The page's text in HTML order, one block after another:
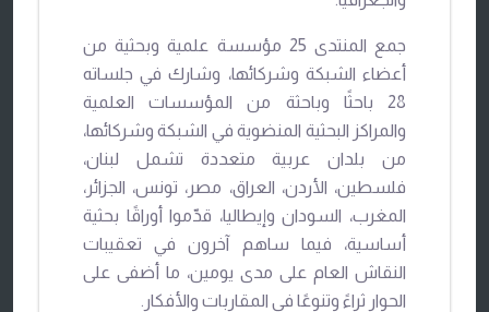
جمع المنتدى 25 مؤسسة علمية وبحثية من
أعضاء الشبكة وشركائها، وشارك في جلساته
28 باحثًا وباحثة من المؤسسات العلمية
والمراكز البحثية المنضوية في الشبكة وشركائها،
من بلدان عربية متعددة تشمل لبنان،
فلسطين، الأردن، العراق، مصر، تونس، الجزائر،
المغرب، السودان وإيطاليا، قدّموا أوراقًا بحثية
أساسية، فيما ساهم آخرون في تعقيبات
النقاش العام على مدى يومين، ما أضفى على
الحوار ثراءً وتنوعًا في المقاربات والأفكار.